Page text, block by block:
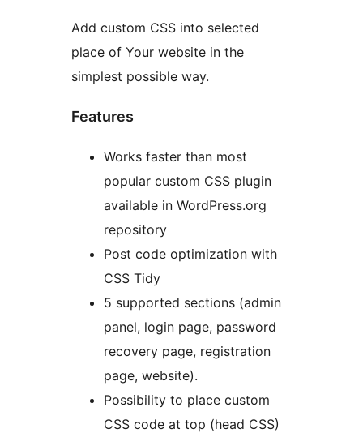
Add custom CSS into selected
place of Your website in the
simplest possible way.
Features
Works faster than most
popular custom CSS plugin
available in WordPress.org
repository
Post code optimization with
CSS Tidy
5 supported sections (admin
panel, login page, password
recovery page, registration
page, website).
Possibility to place custom
CSS code at top (head CSS)